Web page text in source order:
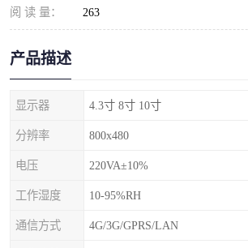
阅 读 量： 263
产品描述
显示器 4.3寸 8寸 10寸
分辨率 800x480
电压 220VA±10%
工作湿度 10-95%RH
通信方式 4G/3G/GPRS/LAN